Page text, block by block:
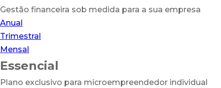
Gestão financeira sob medida para a sua empresa
Anual
Trimestral
Mensal
Essencial
Plano exclusivo para microempreendedor individual